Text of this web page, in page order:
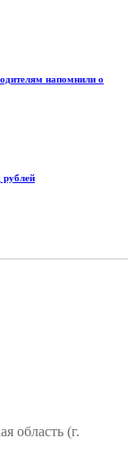
напомнили о
рублей
область (г.